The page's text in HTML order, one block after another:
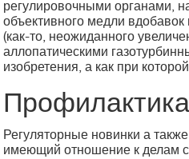
регулировочными органами,
объективного медли
(как-то, неожиданного
аллопатическими
изобретения, а как при
Регуляторные новинки а
имеющий отношение к делам